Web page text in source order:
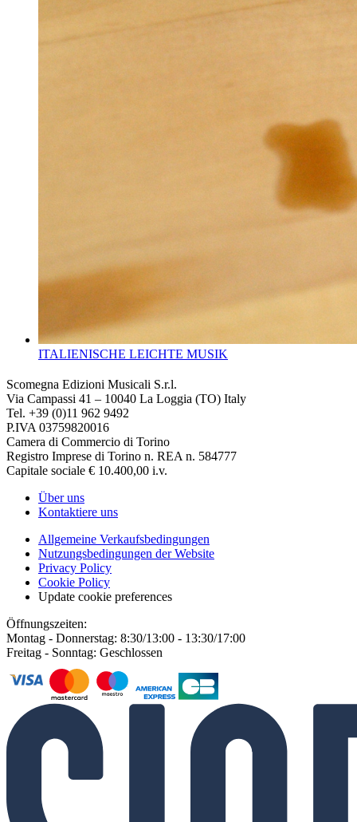
ITALIENISCHE LEICHTE MUSIK
Scomegna Edizioni Musicali S.r.l.
Via Campassi 41 – 10040 La Loggia (TO) Italy
Tel. +39 (0)11 962 9492
P.IVA 03759820016
Camera di Commercio di Torino
Registro Imprese di Torino n. REA n. 584777
Capitale sociale € 10.400,00 i.v.
Über uns
Kontaktiere uns
Allgemeine Verkaufsbedingungen
Nutzungsbedingungen der Website
Privacy Policy
Cookie Policy
Update cookie preferences
Öffnungszeiten:
Montag - Donnerstag: 8:30/13:00 - 13:30/17:00
Freitag - Sonntag: Geschlossen